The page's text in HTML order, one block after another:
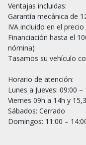
Ventajas incluidas:
Garantía mecánica de
IVA incluido en el precio
Financiación hasta el
nómina)
Tasamos su vehículo
Horario de atención:
Lunes a Jueves: 09:00
Viernes 09h a 14h y
Sábados: Cerrado
Domingos: 11:00 –